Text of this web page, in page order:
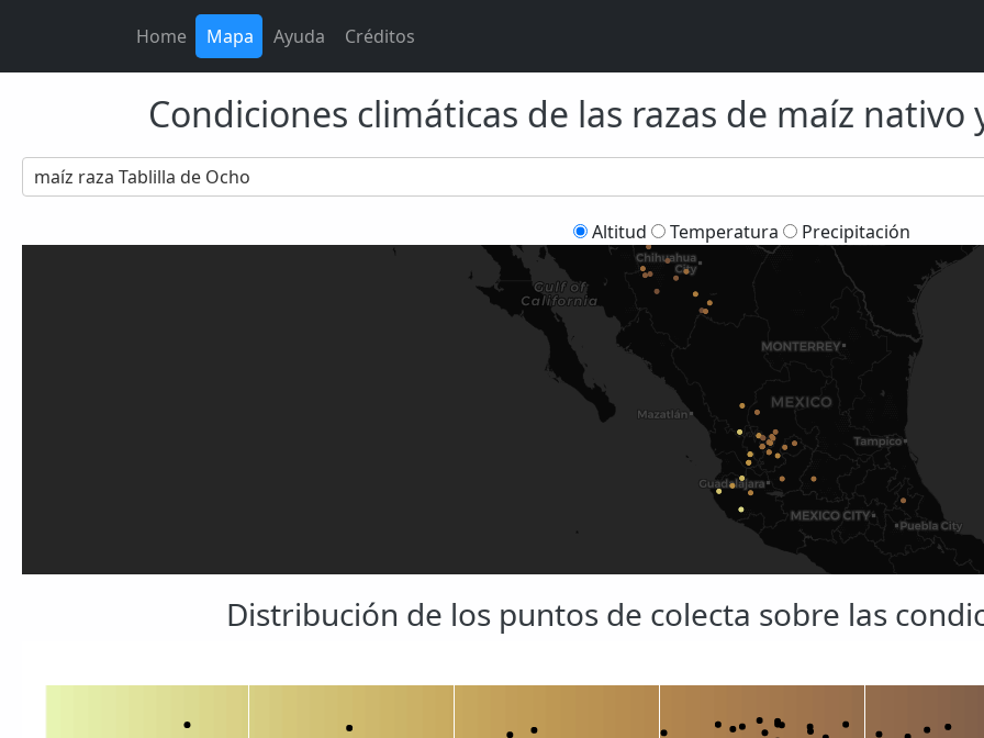
Home Mapa Ayuda Créditos
Condiciones climáticas de las razas de maíz
maíz raza Tablilla de Ocho
Altitud Temperatura Precipitación
Distribución de los puntos de colecta sobre las